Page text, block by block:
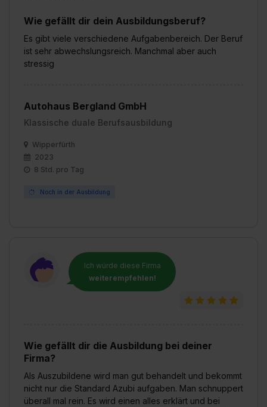
Wie gefällt dir dein Ausbildungsberuf?
Es gibt viele verschiedene Aufgabenbereich. Der Beruf
ist sehr abwechslungsreich. Manchmal aber auch
stressig
Autohaus Bergland GmbH
Klassische duale Berufsausbildung
Wipperfürth
2023
8 Std. pro Tag
Noch in der Ausbildung
Ich würde diese Firma
weiterempfehlen!
Wie gefällt dir die Ausbildung bei deiner
Firma?
Als Auszubildene wird man gut behandelt und bekommt
nicht nur die Standard Azubi aufgaben. Man schnuppert
überall mal rein. Es wird einen alles erklärt und bei